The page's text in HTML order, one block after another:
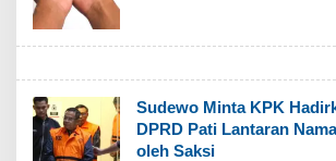
Sudewo Minta KPK
DPRD Pati Lantaran
oleh Saksi